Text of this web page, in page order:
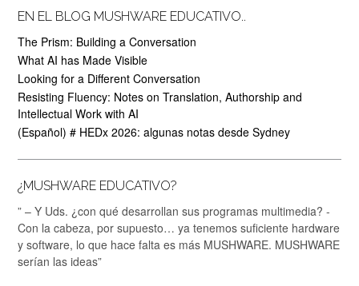
EN EL BLOG MUSHWARE EDUCATIVO..
The Prism: Building a Conversation
What AI has Made Visible
Looking for a Different Conversation
Resisting Fluency: Notes on Translation, Authorship and
Intellectual Work with AI
(Español) # HEDx 2026: algunas notas desde Sydney
¿MUSHWARE EDUCATIVO?
” – Y Uds. ¿con qué desarrollan sus programas multimedia? -
Con la cabeza, por supuesto… ya tenemos suficiente hardware
y software, lo que hace falta es más MUSHWARE. MUSHWARE
serían las ideas”